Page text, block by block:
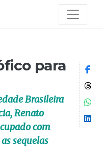
para
Brasileira
Renato
com
sequelas